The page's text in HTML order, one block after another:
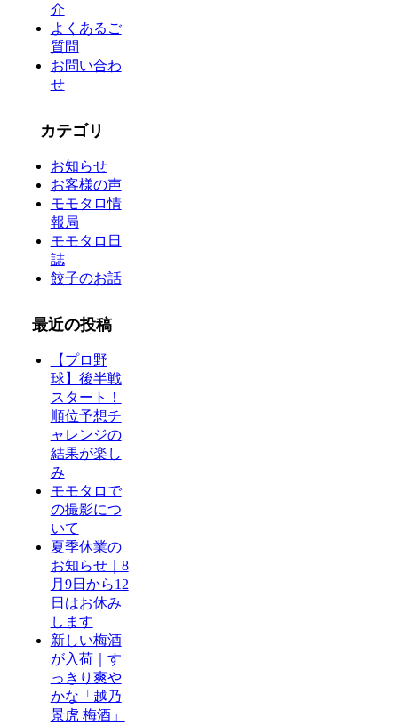
介
よくあるご
質問
お問い合わ
せ
カテゴリ
お知らせ
お客様の声
モモタロ情
報局
モモタロ日
誌
餃子のお話
最近の投稿
【プロ野
球】後半戦
スタート！
順位予想チ
ャレンジの
結果が楽し
み
モモタロで
の撮影につ
いて
夏季休業の
お知らせ｜8
月9日から12
日はお休み
します
新しい梅酒
が入荷｜す
っきり爽や
かな「越乃
景虎 梅酒」